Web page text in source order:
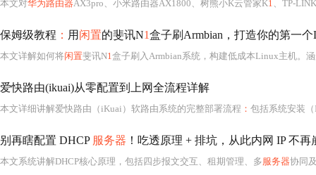
本文对华为路由器AX3pro、小米路由器AX1800、树熊小K云管家K1、TP-
保姆级教程 ： 用 闲置的斐讯N1盒子刷Armbian，打造你的第一
本文详解如何将闲置斐讯N1盒子刷入Armbian系统，构建低成本Linux主机。涵盖固件降级、U盘启动、
爱快路由(ikuai)从零配置到上网全流程详解
本文详细讲解爱快路由（iKuai）软路由系统的完整部署流程 ： 包括系统安装（
别再瞎配置 DHCP 服务器 ！吃透原理 + 排坑，从此内网 IP 不再
本文系统讲解DHCP核心原理，包括四步报文交互、租期管理、多服务器协同